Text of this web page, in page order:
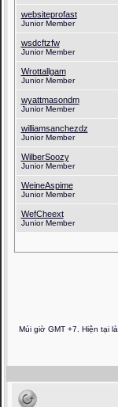
websiteprofast
Junior Member
wsdcftzfw
Junior Member
Wrottallgam
Junior Member
wyattmasondm
Junior Member
williamsanchezdz
Junior Member
WilberSoozy
Junior Member
WeineAspime
Junior Member
WefCheext
Junior Member
Múi giờ GMT +7. Hiện tại là